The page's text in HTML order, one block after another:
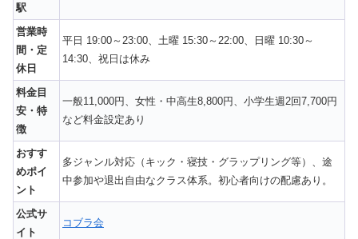
駅
営業時
間・定
休日
平日 19:00～23:00、土曜 15:30～22:00、日曜 10:30～
14:30、祝日は休み
料金目
安・特
徴
一般11,000円、女性・中高生8,800円、小学生週2回7,700円
など料金設定あり
おすす
めポイ
ント
多ジャンル対応（キック・寝技・グラップリング等）、途
中参加や退出自由なクラス体系。初心者向けの配慮あり。
公式サ
イト
コブラ会